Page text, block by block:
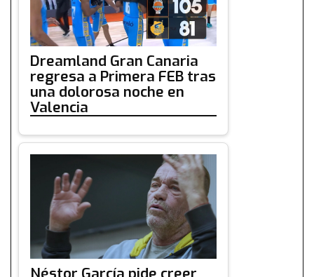
Dreamland Gran Canaria
regresa a Primera FEB tras
una dolorosa noche en
Valencia